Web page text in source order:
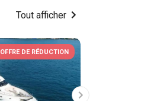
OFFRE DE RÉDUCTION
Tout afficher